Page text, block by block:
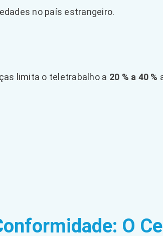
no país estrangeiro.
limita o teletrabalho a 20 % a 40 %
O